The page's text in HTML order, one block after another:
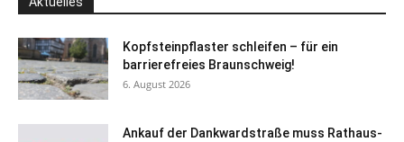
Kopfsteinpflaster schleifen – für ein
barrierefreies Braunschweig!
6. August 2026
Ankauf der Dankwardstraße muss Rathaus-